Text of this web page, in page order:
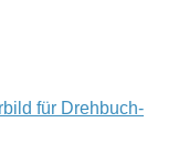
für Drehbuch-